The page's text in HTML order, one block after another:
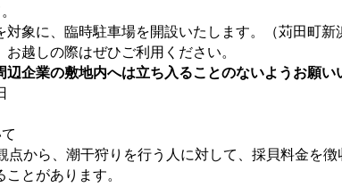
象に、臨時駐車場を開設いたします。（苅田町新
越しの際はぜひご利用ください。
企業の敷地内へは立ち入ることのないようお願い
点から、潮干狩りを行う人に対して、採貝料金を
とがあります。